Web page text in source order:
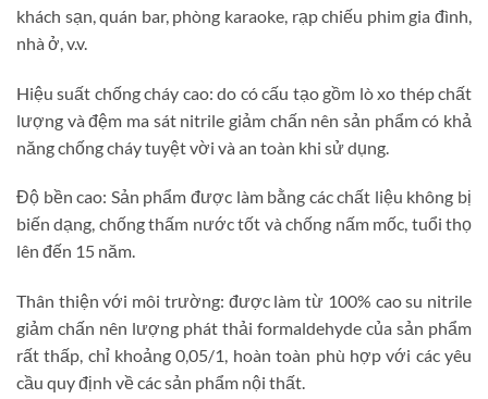
khách sạn, quán bar, phòng karaoke, rạp chiếu phim gia đình,
nhà ở, v.v.
Hiệu suất chống cháy cao: do có cấu tạo gồm lò xo thép chất
lượng và đệm ma sát nitrile giảm chấn nên sản phẩm có khả
năng chống cháy tuyệt vời và an toàn khi sử dụng.
Độ bền cao: Sản phẩm được làm bằng các chất liệu không bị
biến dạng, chống thấm nước tốt và chống nấm mốc, tuổi thọ
lên đến 15 năm.
Thân thiện với môi trường: được làm từ 100% cao su nitrile
giảm chấn nên lượng phát thải formaldehyde của sản phẩm
rất thấp, chỉ khoảng 0,05/1, hoàn toàn phù hợp với các yêu
cầu quy định về các sản phẩm nội thất.